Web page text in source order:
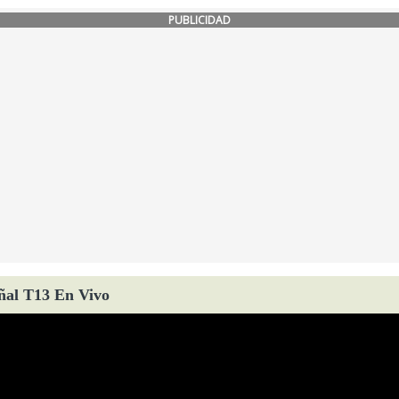
PUBLICIDAD
T13 En Vivo